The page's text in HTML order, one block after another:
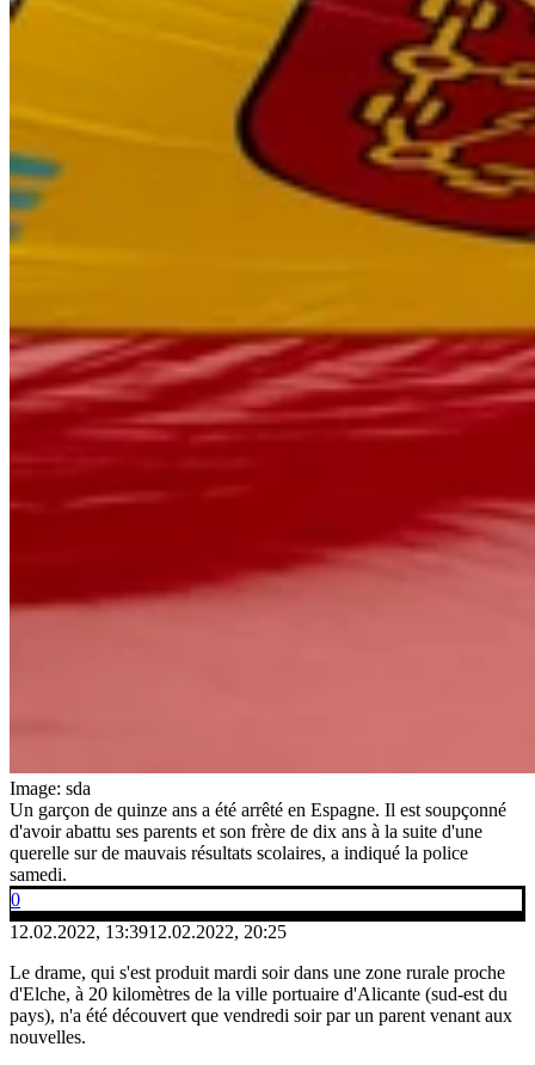
Image: sda
Un garçon de quinze ans a été arrêté en Espagne. Il est soupçonné
d'avoir abattu ses parents et son frère de dix ans à la suite d'une
querelle sur de mauvais résultats scolaires, a indiqué la police
samedi.
0
12.02.2022, 13:3912.02.2022, 20:25
Le drame, qui s'est produit mardi soir dans une zone rurale proche
d'Elche, à 20 kilomètres de la ville portuaire d'Alicante (sud-est du
pays), n'a été découvert que vendredi soir par un parent venant aux
nouvelles.